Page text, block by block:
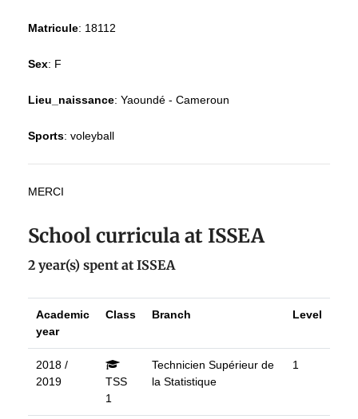
Matricule: 18112
Sex: F
Lieu_naissance: Yaoundé - Cameroun
Sports: voleyball
MERCI
School curricula at ISSEA
2 year(s) spent at ISSEA
Academic
year
Class Branch Level
2018 /
2019
TSS
1
Technicien Supérieur de
la Statistique
1